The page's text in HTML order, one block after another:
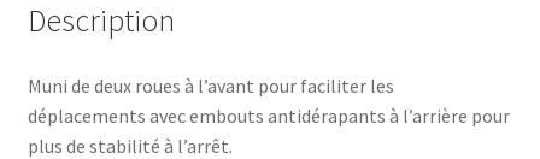
Description
Muni de deux roues à l’avant pour faciliter les
déplacements avec embouts antidérapants à l’arrière pour
plus de stabilité à l’arrêt.